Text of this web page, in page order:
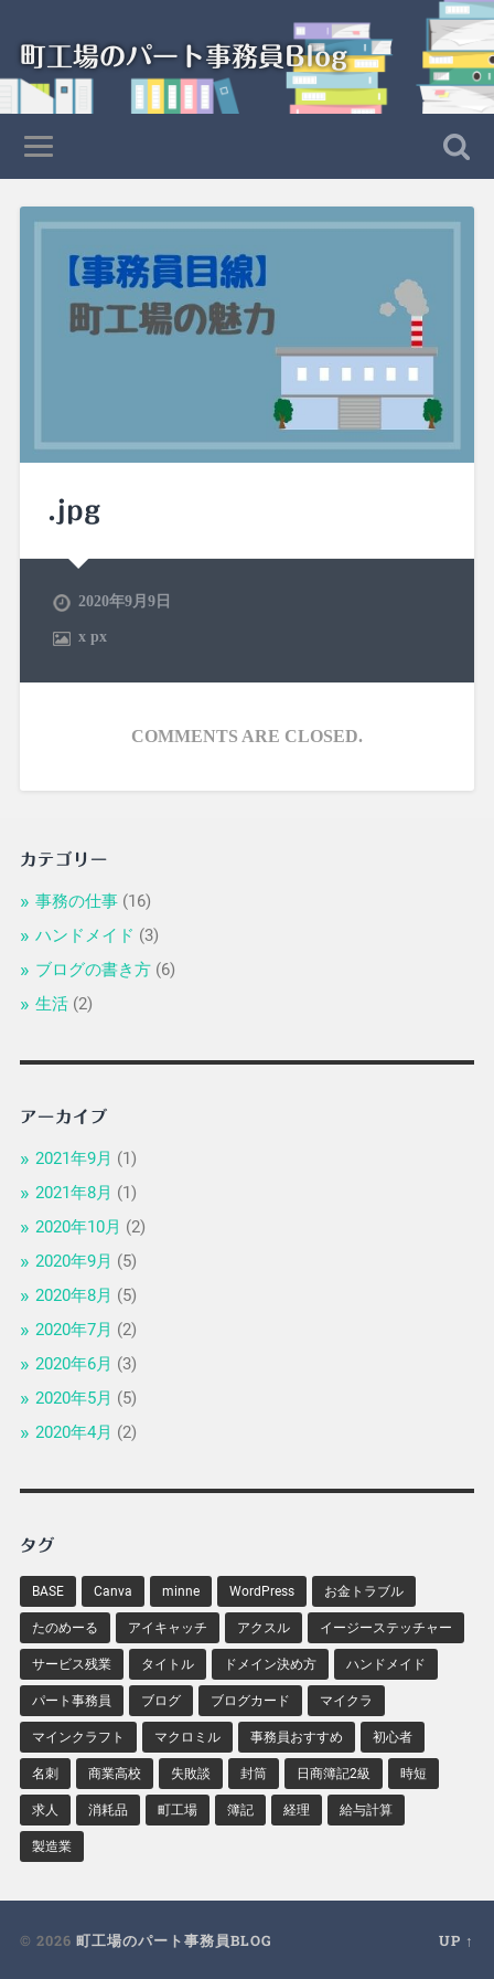
町工場のパート事務員Blog
.jpg
2020年9月9日
xpx
COMMENTS ARE CLOSED.
カテゴリー
事務の仕事(16)
ハンドメイド (3)
ブログの書き方(6)
生活(2)
アーカイブ
2021年9月 (1)
2021年8月 (1)
2020年10月 (2)
2020年9月 (5)
2020年8月 (5)
2020年7月 (2)
2020年6月 (3)
2020年5月 (5)
2020年4月 (2)
タグ
BASE Canva minne WordPress お金トラブル
たのめーる アイキャッチ アクスル イージーステッチャー
サービス残業 タイトル ドメイン決め方 ハンドメイド
パート事務員 ブログ ブログカード マイクラ
マインクラフト マクロミル 事務員おすすめ 初心者
名刺 商業高校 失敗談 封筒 日商簿記2級 時短
求人 消耗品 町工場 簿記 経理 給与計算
製造業
© 2026 町工場のパート事務員BLOG UP ↑